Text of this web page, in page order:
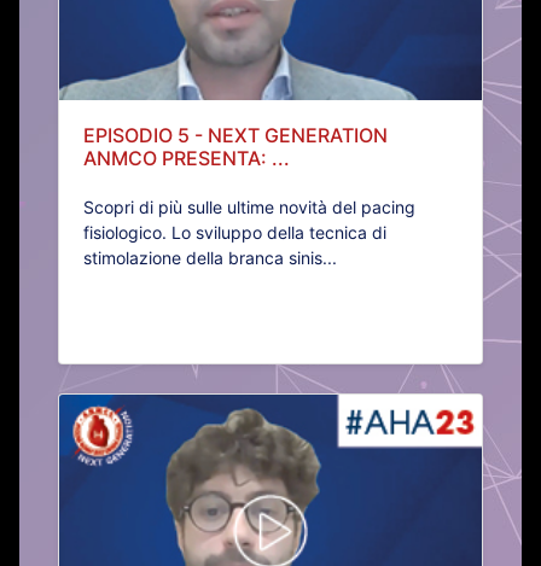
EPISODIO 5 - NEXT GENERATION
ANMCO PRESENTA: ...
Scopri di più sulle ultime novità del pacing
fisiologico. Lo sviluppo della tecnica di
stimolazione della branca sinis...